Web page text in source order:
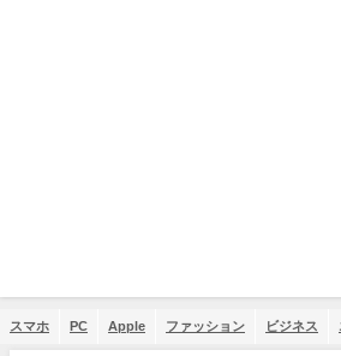
スマホ PC Apple ファッション ビジネス